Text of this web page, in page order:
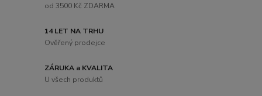
od 3500 Kč ZDARMA
14 LET NA TRHU
Ověřený prodejce
ZÁRUKA a KVALITA
U všech produktů